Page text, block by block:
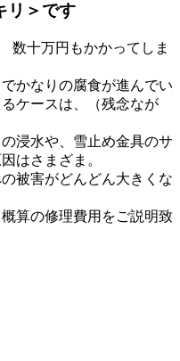
リ＞です
数十万円もかかってしま
かなりの腐食が進んでい
ケースは、（残念なが
浸水や、雪止め金具のサ
はさまざま。
被害がどんどん大きくな
算の修理費用をご説明致